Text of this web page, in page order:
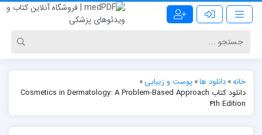
خانه»دانلود ها»پوست و زیبایی»
دانلود کتاب Cosmetics in Dermatology: A Problem-Based Approach
4th Edition